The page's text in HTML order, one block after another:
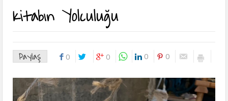
Kitabın Yolculuğu
Paylaş 0 0 0 0